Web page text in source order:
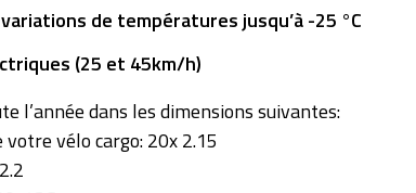
de températures jusqu’à -25 °C
(25 et 45km/h)
l’année dans les dimensions suivantes:
vélo cargo: 20x 2.15